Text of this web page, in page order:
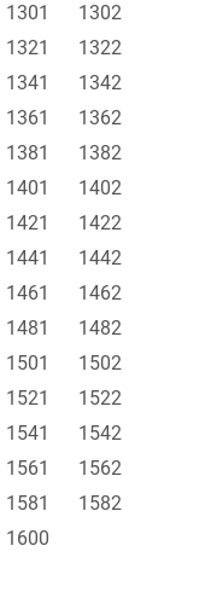
1301
1302
1321
1322
1341
1342
1361
1362
1381
1382
1401
1402
1421
1422
1441
1442
1461
1462
1481
1482
1501
1502
1521
1522
1541
1542
1561
1562
1581
1582
1600